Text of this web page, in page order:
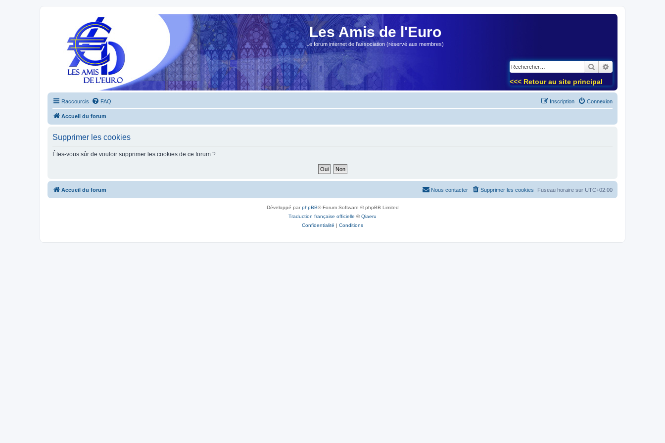
Les Amis de l'Euro
Le forum internet de l'association (réservé aux membres)
Rechercher
<<< Retour au site principal
Raccourcis FAQ Connexion
Inscription
Accueil du forum
Supprimer les cookies
Êtes-vous sûr de vouloir supprimer les cookies de ce forum ?
Accueil du forum Fuseau horaire sur UTC+02:00
Supprimer les cookies
Nous contacter
Développé parphpBB® Forum Software © phpBB Limited
Traduction française officielle ©Qiaeru
Confidentialité | Conditions